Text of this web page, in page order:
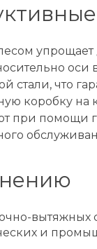
упрощает
оси
что
коробку на
при помощи
и